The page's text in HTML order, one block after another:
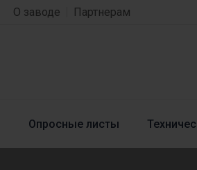
О заводе Партнерам
Опросные листы